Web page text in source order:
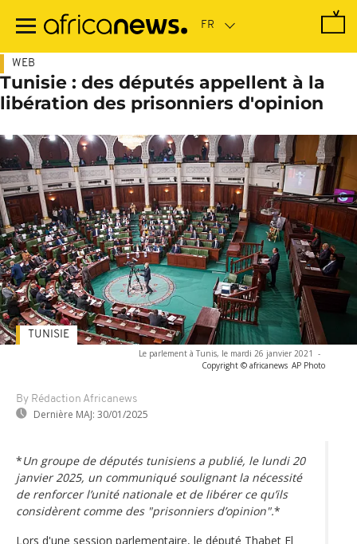
contenu
WEB
Tunisie : des députés appellent à la
libération des prisonniers d'opinion
Le parlement à Tunis, le mardi 26 janvier 2021 -
Copyright © africanews AP Photo
By Rédaction Africanews
Dernière MAJ: 30/01/2025
TUNISIE
*Un groupe de députés tunisiens a publié, le lundi 20
janvier 2025, un communiqué soulignant la nécessité
de renforcer l’unité nationale et de libérer ce qu’ils
considèrent comme des "prisonniers d’opinion".*
Lors d'une session parlementaire, le député Thabet El